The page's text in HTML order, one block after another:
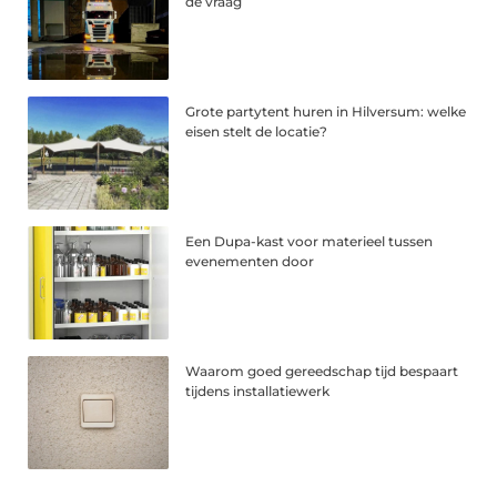
Grote partytent huren in Hilversum: welke
eisen stelt de locatie?
Een Dupa-kast voor materieel tussen
evenementen door
Waarom goed gereedschap tijd bespaart
tijdens installatiewerk